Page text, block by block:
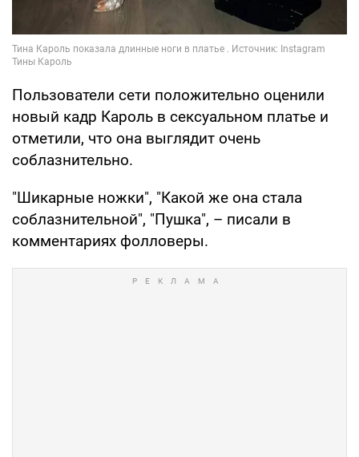
Пользователи сети положительно оценили
новый кадр Кароль в сексуальном платье и
отметили, что она выглядит очень
соблазнительно.
"Шикарные ножки", "Какой же она стала
соблазнительной", "Пушка", – писали в
комментариях фолловеры.